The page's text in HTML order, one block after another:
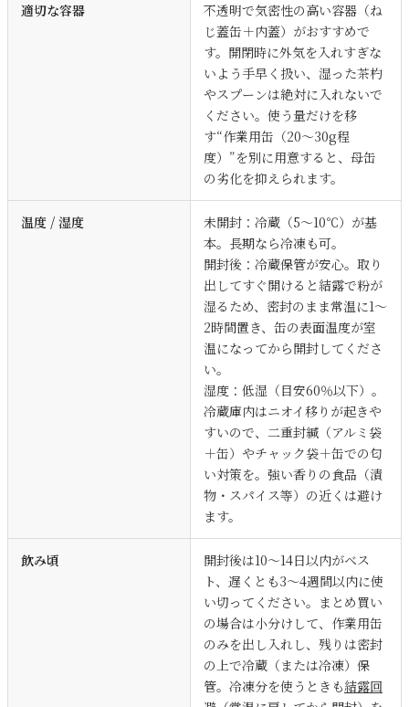
適切な容器
不透明で気密性の高い容器（ね
じ蓋缶＋内蓋）がおすすめで
す。開閉時に外気を入れすぎな
いよう手早く扱い、湿った茶杓
やスプーンは絶対に入れないで
ください。使う量だけを移
す“作業用缶（20〜30g程
度）”を別に用意すると、母缶
の劣化を抑えられます。
温度 / 湿度
未開封：冷蔵（5〜10℃）が基
本。長期なら冷凍も可。
開封後：冷蔵保管が安心。取り
出してすぐ開けると結露で粉が
湿るため、密封のまま常温に1〜
2時間置き、缶の表面温度が室
温になってから開封してくださ
い。
湿度：低湿（目安60％以下）。
冷蔵庫内はニオイ移りが起きや
すいので、二重封緘（アルミ袋
＋缶）やチャック袋＋缶での匂
い対策を。強い香りの食品（漬
物・スパイス等）の近くは避け
ます。
飲み頃
開封後は10〜14日以内がベス
ト、遅くとも3〜4週間以内に使
い切ってください。まとめ買い
の場合は小分けして、作業用缶
のみを出し入れし、残りは密封
の上で冷蔵（または冷凍）保
管。冷凍分を使うときも結露回